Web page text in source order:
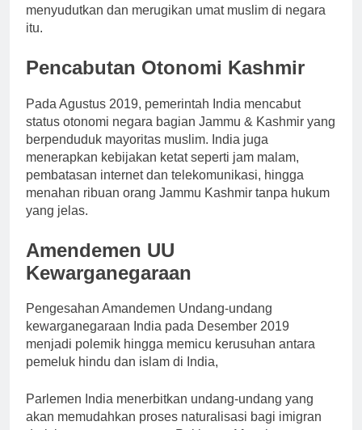
menyudutkan dan merugikan umat muslim di negara
itu.
Pencabutan Otonomi Kashmir
Pada Agustus 2019, pemerintah India mencabut
status otonomi negara bagian Jammu & Kashmir yang
berpenduduk mayoritas muslim. India juga
menerapkan kebijakan ketat seperti jam malam,
pembatasan internet dan telekomunikasi, hingga
menahan ribuan orang Jammu Kashmir tanpa hukum
yang jelas.
Amendemen UU
Kewarganegaraan
Pengesahan Amandemen Undang-undang
kewarganegaraan India pada Desember 2019
menjadi polemik hingga memicu kerusuhan antara
pemeluk hindu dan islam di India,
Parlemen India menerbitkan undang-undang yang
akan memudahkan proses naturalisasi bagi imigran